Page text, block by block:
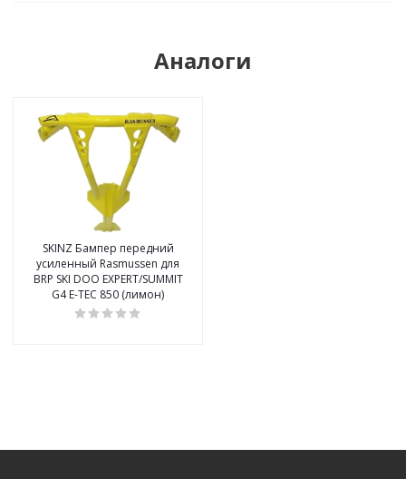
Аналоги
SKINZ Бампер передний
усиленный Rasmussen для
BRP SKI DOO EXPERT/SUMMIT
G4 E-TEC 850 (лимон)